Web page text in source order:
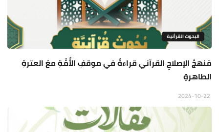
البحوث القرأنية
مَنهجُ الإصلاحِ القرآني قراءةٌ في موقفِ الأُمَّةِ معَ العترةِ
الطاهرةِ